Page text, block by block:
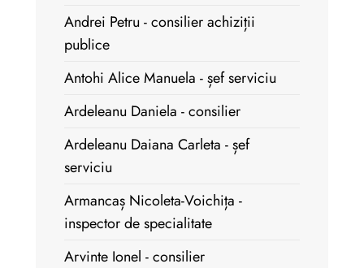
Andrei Petru - consilier achiziții
publice
Antohi Alice Manuela - șef serviciu
Ardeleanu Daniela - consilier
Ardeleanu Daiana Carleta - șef
serviciu
Armancaș Nicoleta-Voichița -
inspector de specialitate
Arvinte Ionel - consilier